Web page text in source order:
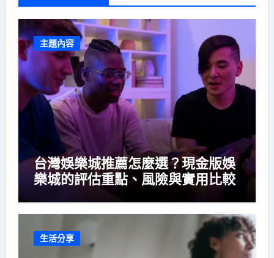
主題內容
台灣娛樂城推薦怎麼選？現金版娛
樂城的評估重點、風險與實用比較
生活分享